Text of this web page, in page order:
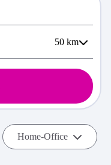
50 km
Home-Office